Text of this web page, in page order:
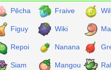
Pêcha Fraive
Figuy Wiki
Repoi Nanana
Siam Mangou